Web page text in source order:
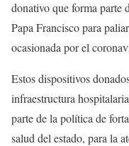
donativo que forma parte
Papa Francisco para
ocasionada por el
Estos dispositivos
infraestructura
parte de la política de
salud del estado, para la